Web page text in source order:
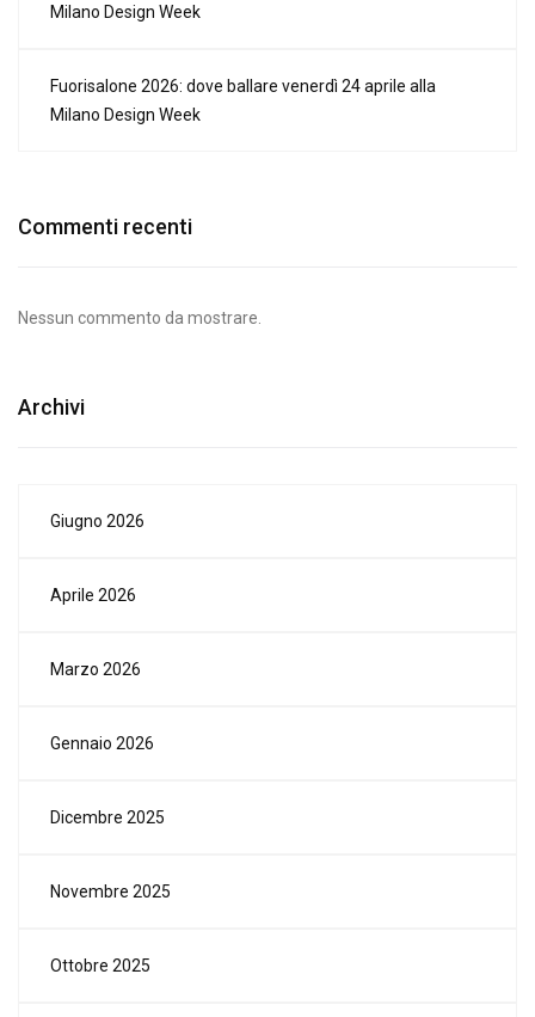
Milano Design Week
Fuorisalone 2026: dove ballare venerdì 24 aprile alla
Milano Design Week
Commenti recenti
Nessun commento da mostrare.
Archivi
Giugno 2026
Aprile 2026
Marzo 2026
Gennaio 2026
Dicembre 2025
Novembre 2025
Ottobre 2025